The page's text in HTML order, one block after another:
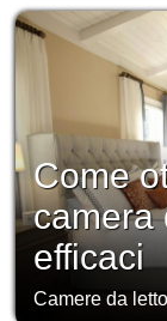
Come
camera
efficaci
Camere da letto